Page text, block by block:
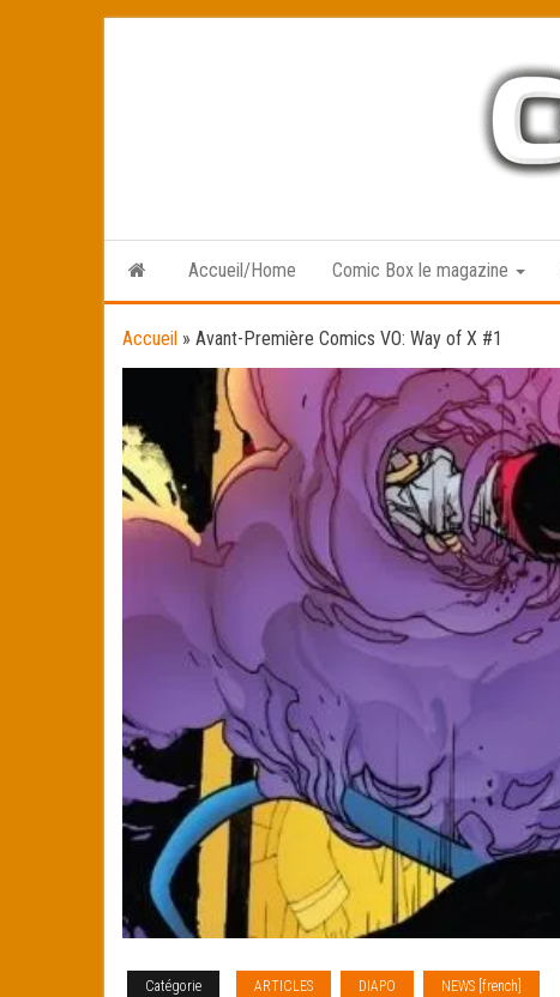
Accueil/Home Comic Box le magazine
Accueil » Avant-Première Comics VO: Way of X #1
Catégorie ARTICLES DIAPO NEWS [french]